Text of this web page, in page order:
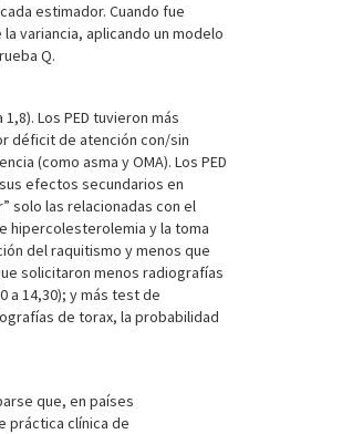
estimador. Cuando fue
variancia, aplicando un modelo
Q.
Los PED tuvieron más
déficit de atención con/sin
(como asma y OMA). Los PED
efectos secundarios en
solo las relacionadas con el
hipercolesterolemia y la toma
del raquitismo y menos que
solicitaron menos radiografías
a 14,30); y más test de
de torax, la probabilidad
que, en países
práctica clínica de